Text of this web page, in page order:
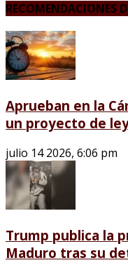
RECOMENDACIONES
Aprueban en la
un proyecto de
julio 14 2026, 6:06 pm
Trump publica la
Maduro tras su